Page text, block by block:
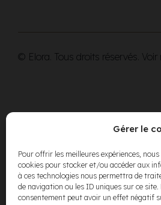
Gérer le
Pour offrir les meilleures expériences,
cookies pour stocker et/ou accéder aux
à ces technologies nous permettra de
de navigation ou les ID uniques sur ce
consentement peut avoir un effet négatif
© Elora. Tous droits réservés. Voir